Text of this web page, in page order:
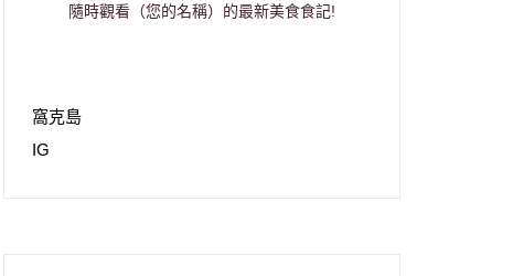
隨時觀看（您的名稱）的最新美食食記!
窩克島
IG